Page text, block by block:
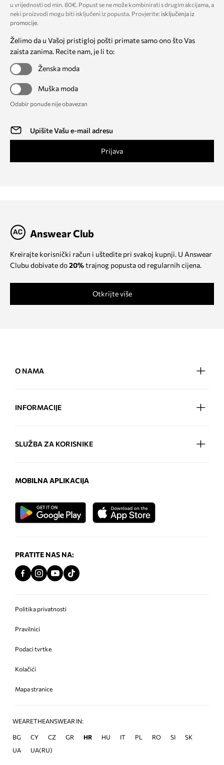
u vrijednosti od min. 80€. Popust se ne može kombinirati s drugim akcijama, a
neki proizvodi mogu biti isključeni iz popusta. Provjerite: isključenja iz
promocije.
Želimo da u Vašoj pristigloj pošti primate samo ono što Vas
zaista zanima. Recite nam, je li to:
Ženska moda
Muška moda
Odabir ponude nije obavezan
Prijava
Answear Club
Kreirajte korisnički račun i uštedite pri svakoj kupnji. U Answear
Clubu dobivate do20%trajnog popusta od regularnih cijena.
Otkrijte više
O NAMA
INFORMACIJE
SLUŽBA ZA KORISNIKE
MOBILNA APLIKACIJA
PRATITE NAS NA:
Politika privatnosti
Pravilnici
Podaci tvrtke
Kolačići
Mapa stranice
WEARETHEANSWEAR IN:
BG CY CZ GR HR HU IT PL RO SI
SK
UA
UA(RU)